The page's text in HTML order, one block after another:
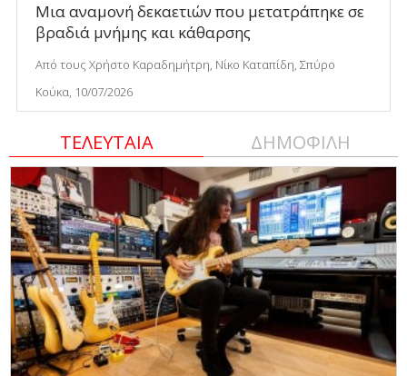
Μια αναμονή δεκαετιών που μετατράπηκε σε
βραδιά μνήμης και κάθαρσης
Από τους Χρήστο Καραδημήτρη, Νίκο Καταπίδη, Σπύρο
Κούκα, 10/07/2026
ΤΕΛΕΥΤΑΙΑ ΔΗΜΟΦΙΛΗ